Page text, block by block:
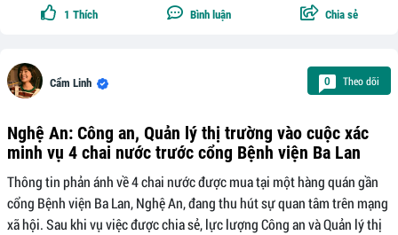
1 Thích Bình luận Chia sẻ
Cẩm Linh 0 Theo dõi
Nghệ An: Công an, Quản lý thị trường vào cuộc xác
minh vụ 4 chai nước trước cổng Bệnh viện Ba Lan
Thông tin phản ánh về 4 chai nước được mua tại một hàng quán gần
cổng Bệnh viện Ba Lan, Nghệ An, đang thu hút sự quan tâm trên mạng
xã hội. Sau khi vụ việc được chia sẻ, lực lượng Công an và Quản lý thị